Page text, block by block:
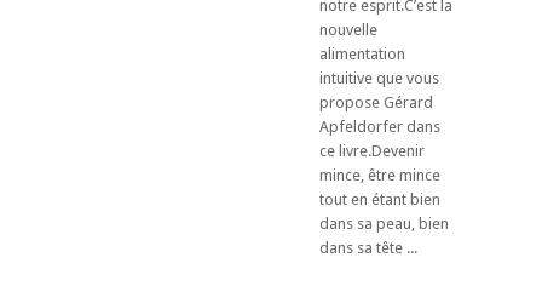
notre esprit.C’est la
nouvelle
alimentation
intuitive que vous
propose Gérard
Apfeldorfer dans
ce livre.Devenir
mince, être mince
tout en étant bien
dans sa peau, bien
dans sa tête ...